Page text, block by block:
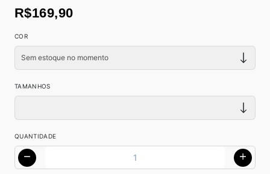
R$169,90
COR
TAMANHOS
QUANTIDADE